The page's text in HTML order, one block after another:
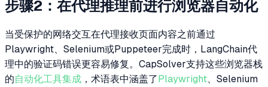
步骤2：在代理推理前进行浏览器自动化
当受保护的网络交互在代理接收页面内容之前通过
Playwright、Selenium或Puppeteer完成时，LangChain代
理中的验证码错误更容易修复。CapSolver支持这些浏览器栈
的自动化工具集成 ，术语表中涵盖了Playwright、Selenium